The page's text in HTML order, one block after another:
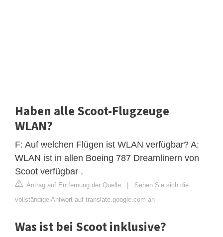
Haben alle Scoot-Flugzeuge
WLAN?
F: Auf welchen Flügen ist WLAN verfügbar? A:
WLAN ist in allen Boeing 787 Dreamlinern von
Scoot verfügbar .
Antrag auf Entfernung der Quelle
Sehen Sie sich die
vollständige Antwort auf translate.google.com an
Was ist bei Scoot inklusive?